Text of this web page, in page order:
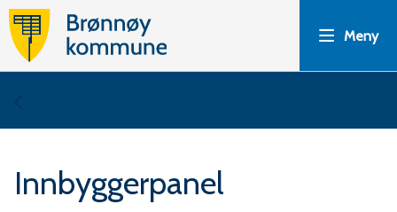
r
n
Meny
her:
Innbyggerpanel